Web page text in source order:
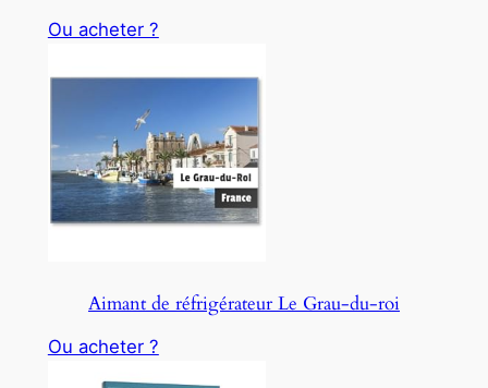
Ou acheter ?
Aimant de réfrigérateur Le Grau-du-roi
Ou acheter ?